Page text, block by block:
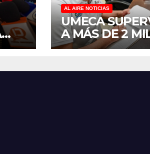
AL AIRE NOTICIAS
UMECA
A MÁS DE 2
IMPUTADOS
EL PRIMER